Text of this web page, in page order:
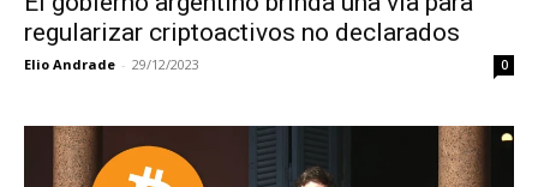
regularizar criptoactivos no declarados
Elio Andrade - 29/12/2023 0